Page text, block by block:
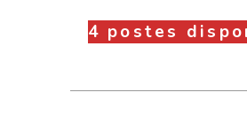
4 postes